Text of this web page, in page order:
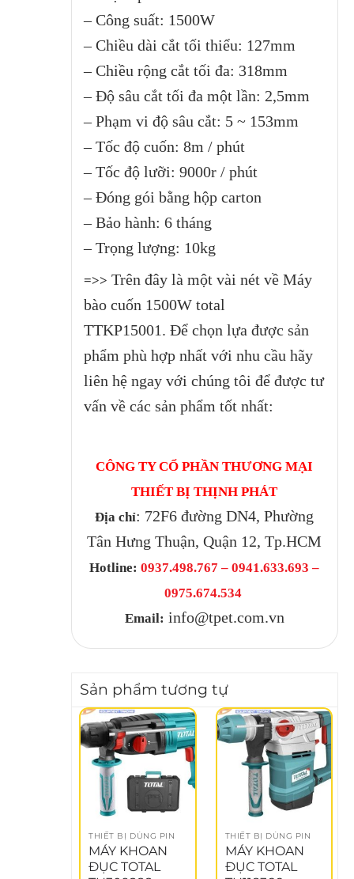
– Công suất: 1500W
– Chiều dài cắt tối thiểu: 127mm
– Chiều rộng cắt tối đa: 318mm
– Độ sâu cắt tối đa một lần: 2,5mm
– Phạm vi độ sâu cắt: 5 ~ 153mm
– Tốc độ cuốn: 8m / phút
– Tốc độ lưỡi: 9000r / phút
– Đóng gói bằng hộp carton
– Bảo hành: 6 tháng
– Trọng lượng: 10kg
=>> Trên đây là một vài nét về Máy
bào cuốn 1500W total
TTKP15001. Để chọn lựa được sản
phẩm phù hợp nhất với nhu cầu hãy
liên hệ ngay với chúng tôi để được tư
vấn về các sản phẩm tốt nhất:
CÔNG TY CỔ PHẦN THƯƠNG MẠI
THIẾT BỊ THỊNH PHÁT
Địa chỉ: 72F6 đường DN4, Phường
Tân Hưng Thuận, Quận 12, Tp.HCM
Hotline: 0937.498.767 – 0941.633.693 –
0975.674.534
Email: info@tpet.com.vn
Sản phẩm tương tự
THIẾT BỊ DÙNG PIN
MÁY KHOAN
ĐỤC TOTAL
THIẾT BỊ DÙNG PIN
MÁY KHOAN
ĐỤC TOTAL